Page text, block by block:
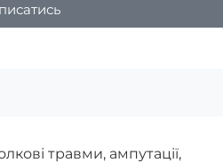
травми, ампутації,